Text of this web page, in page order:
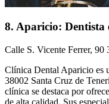
8. Aparicio: Dentista
Calle S. Vicente Ferrer, 90
Clínica Dental Aparicio es
38002 Santa Cruz de
clínica se destaca por